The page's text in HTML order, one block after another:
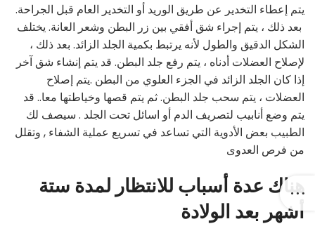
يتم إعطاء التخدير عن طريق الوريد أو التخدير العام قبل الجراحة.
بعد ذلك ، يتم إجراء شق أفقي بين زر البطن وشعر العانة. يختلف
الشكل الدقيق والطول لأنه يرتبط بكمية الجلد الزائد. بعد ذلك ،
لإصلاح العضلات أدناه ، يتم رفع جلد البطن. قد يتم إنشاء شق آخر
إذا كان الجلد الزائد في الجزء العلوي من البطن .يتم إصلاح
العضلات ، يتم سحب جلد البطن. ثم يتم قصها وخياطتها معا.. قد
يتم وضع أنابيب لتصريف الدم أو اسائل تحت الجلد . سيصف لك
الطبيب بعض الأدوية التي تساعد في تسريع عملية الشفاء , وتقلل
من فرص العدوى
هناك عدة أسباب للانتظار لمدة ستة
أشهر بعد الولادة